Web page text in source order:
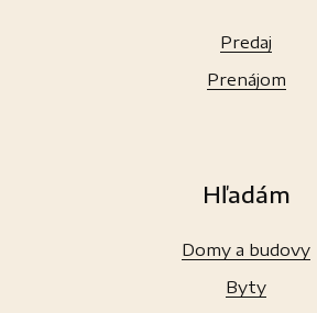
Predaj
Prenájom
Hľadám
Domy a budovy
Byty